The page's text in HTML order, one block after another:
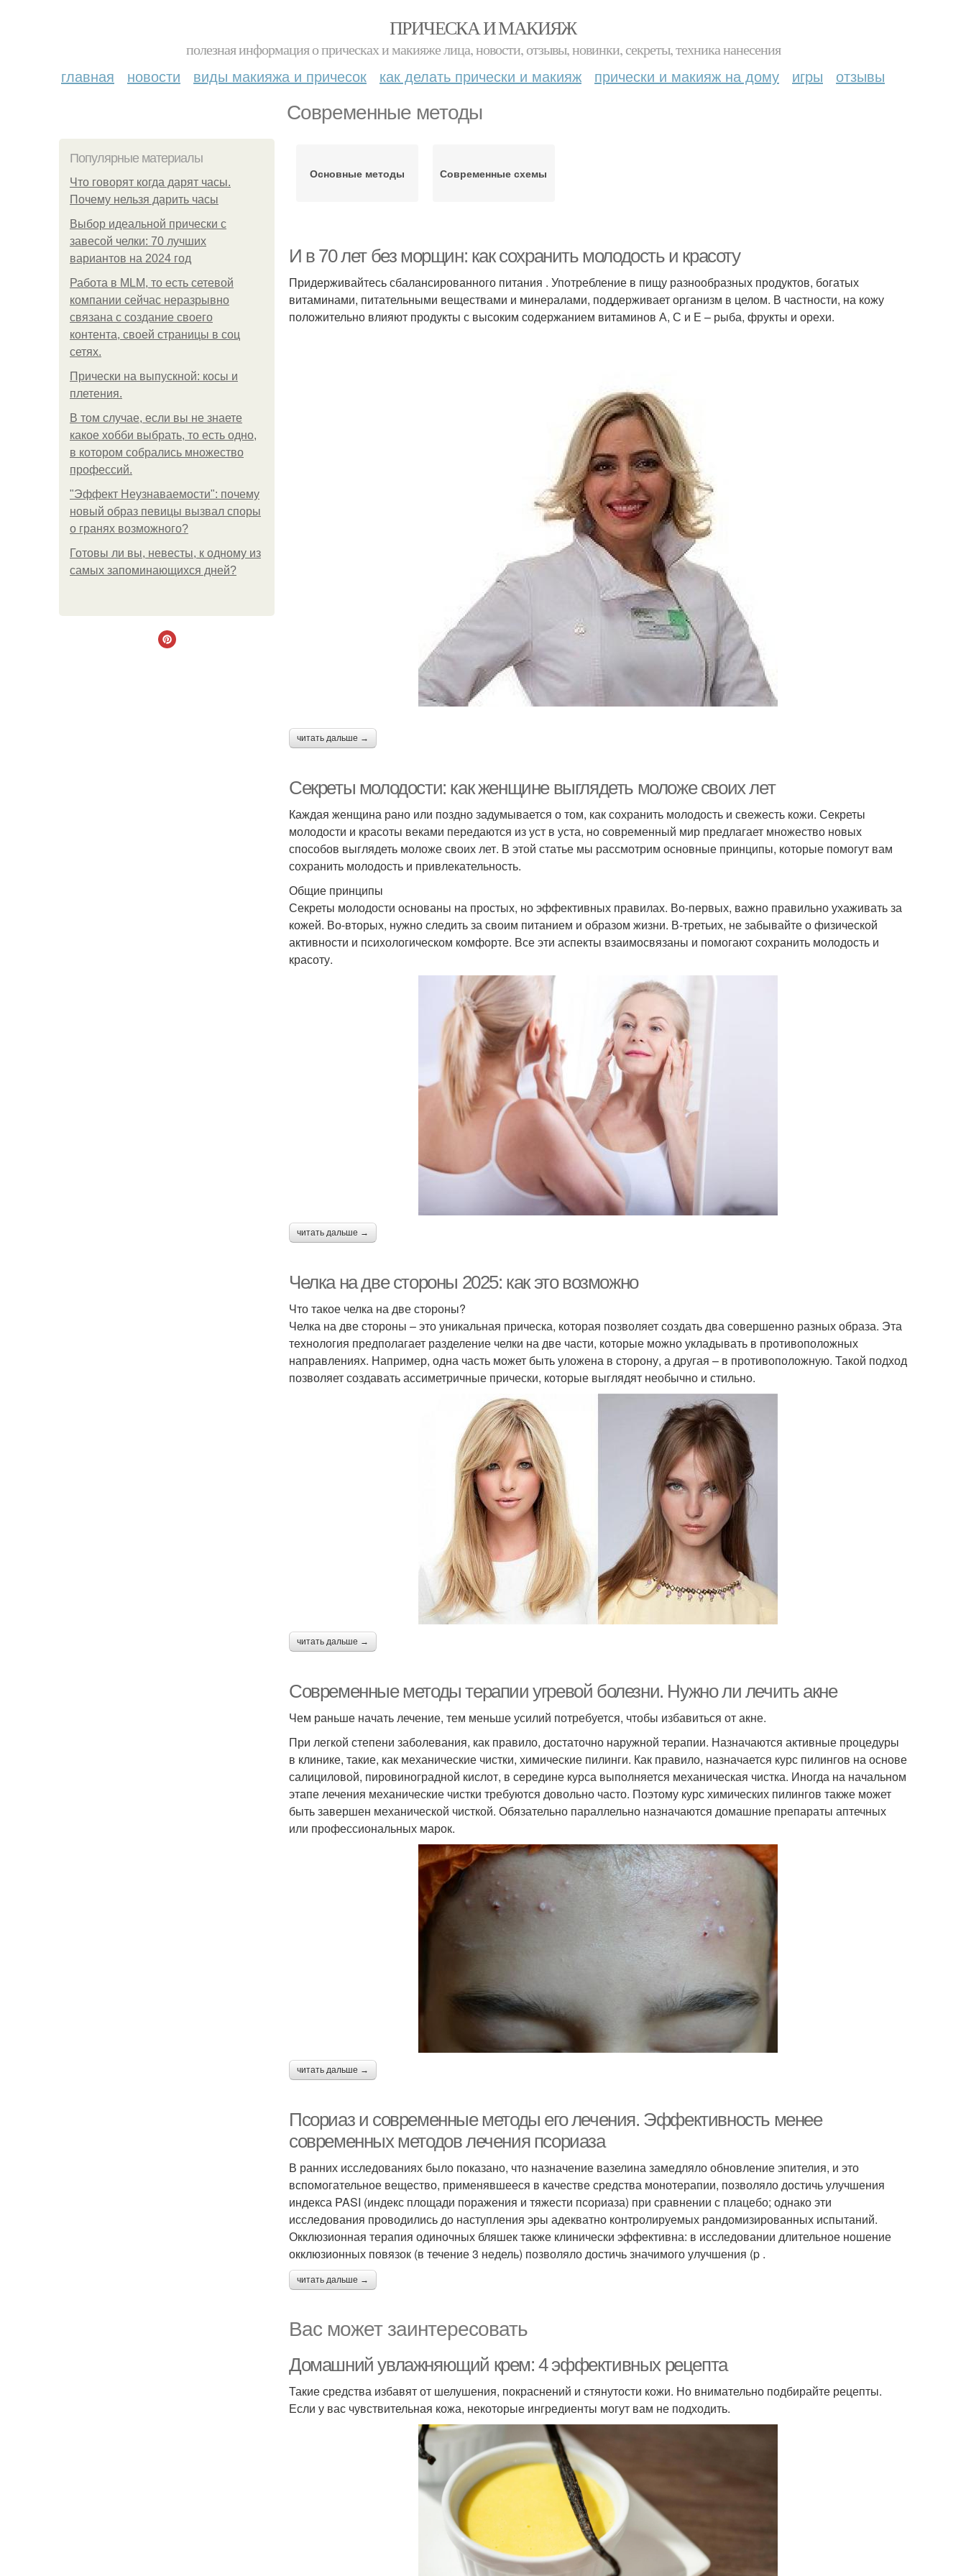
ПРИЧЕСКА И МАКИЯЖ
полезная информация о прическах и макияже лица, новости, отзывы, новинки, секреты, техника нанесения
главная новости виды макияжа и причесок как делать прически и макияж прически и макияж на дому игры отзывы
Современные методы
Популярные материалы
Что говорят когда дарят часы.
Почему нельзя дарить часы
Выбор идеальной прически с
завесой челки: 70 лучших
вариантов на 2024 год
Работа в MLM, то есть сетевой
компании сейчас неразрывно
связана с создание своего
контента, своей страницы в соц
сетях.
Прически на выпускной: косы и
плетения.
В том случае, если вы не знаете
какое хобби выбрать, то есть одно,
в котором собрались множество
профессий.
"Эффект Неузнаваемости": почему
новый образ певицы вызвал споры
о гранях возможного?
Готовы ли вы, невесты, к одному из
самых запоминающихся дней?
Основные методы Современные схемы
И в 70 лет без морщин: как сохранить молодость и красоту
Придерживайтесь сбалансированного питания . Употребление в пищу разнообразных продуктов, богатых
витаминами, питательными веществами и минералами, поддерживает организм в целом. В частности, на кожу
положительно влияют продукты с высоким содержанием витаминов А, С и Е – рыба, фрукты и орехи.
читать дальше →
Секреты молодости: как женщине выглядеть моложе своих лет
Каждая женщина рано или поздно задумывается о том, как сохранить молодость и свежесть кожи. Секреты
молодости и красоты веками передаются из уст в уста, но современный мир предлагает множество новых
способов выглядеть моложе своих лет. В этой статье мы рассмотрим основные принципы, которые помогут вам
сохранить молодость и привлекательность.
Общие принципы
Секреты молодости основаны на простых, но эффективных правилах. Во-первых, важно правильно ухаживать за
кожей. Во-вторых, нужно следить за своим питанием и образом жизни. В-третьих, не забывайте о физической
активности и психологическом комфорте. Все эти аспекты взаимосвязаны и помогают сохранить молодость и
красоту.
читать дальше →
Челка на две стороны 2025: как это возможно
Что такое челка на две стороны?
Челка на две стороны – это уникальная прическа, которая позволяет создать два совершенно разных образа. Эта
технология предполагает разделение челки на две части, которые можно укладывать в противоположных
направлениях. Например, одна часть может быть уложена в сторону, а другая – в противоположную. Такой подход
позволяет создавать ассиметричные прически, которые выглядят необычно и стильно.
читать дальше →
Современные методы терапии угревой болезни. Нужно ли лечить акне
Чем раньше начать лечение, тем меньше усилий потребуется, чтобы избавиться от акне.
При легкой степени заболевания, как правило, достаточно наружной терапии. Назначаются активные процедуры
в клинике, такие, как механические чистки, химические пилинги. Как правило, назначается курс пилингов на основе
салициловой, пировиноградной кислот, в середине курса выполняется механическая чистка. Иногда на начальном
этапе лечения механические чистки требуются довольно часто. Поэтому курс химических пилингов также может
быть завершен механической чисткой. Обязательно параллельно назначаются домашние препараты аптечных
или профессиональных марок.
читать дальше →
Псориаз и современные методы его лечения. Эффективность менее
современных методов лечения псориаза
В ранних исследованиях было показано, что назначение вазелина замедляло обновление эпителия, и это
вспомогательное вещество, применявшееся в качестве средства монотерапии, позволяло достичь улучшения
индекса PASI (индекс площади поражения и тяжести псориаза) при сравнении с плацебо; однако эти
исследования проводились до наступления эры адекватно контролируемых рандомизированных испытаний.
Окклюзионная терапия одиночных бляшек также клинически эффективна: в исследовании длительное ношение
окклюзионных повязок (в течение 3 недель) позволяло достичь значимого улучшения (p .
читать дальше →
Вас может заинтересовать
Домашний увлажняющий крем: 4 эффективных рецепта
Такие средства избавят от шелушения, покраснений и стянутости кожи. Но внимательно подбирайте рецепты.
Если у вас чувствительная кожа, некоторые ингредиенты могут вам не подходить.